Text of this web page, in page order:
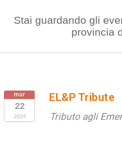
Stai guardando gli
provincia
mar
22
2024
EL&P Tribute
Tributo agli